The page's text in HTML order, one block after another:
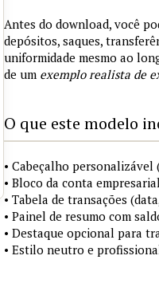
Antes do download, você
depósitos, saques,
uniformidade mesmo ao
de um exemplo realista de
O que este modelo
• Cabeçalho
• Bloco da conta
• Tabela de transações
• Painel de resumo com
• Destaque opcional para
• Estilo neutro e